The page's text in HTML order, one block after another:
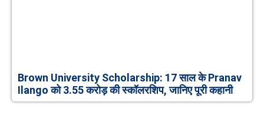
Brown University Scholarship: 17 साल के Pranav
Ilango को 3.55 करोड़ की स्कॉलरशिप, जानिए पूरी कहानी